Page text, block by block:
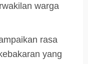
warga
rasa
yang